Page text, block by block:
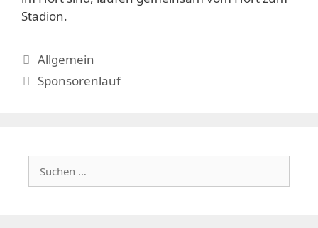
Stadion.
Kategorien
Allgemein
Schlagwörter
Sponsorenlauf
nach: